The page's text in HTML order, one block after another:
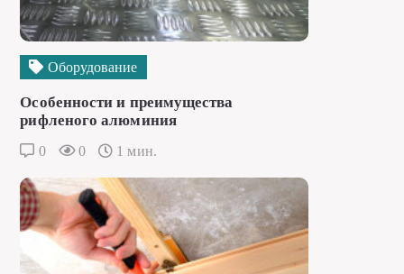
Оборудование
Особенности и преимущества
рифленого алюминия
0 0 1 мин.